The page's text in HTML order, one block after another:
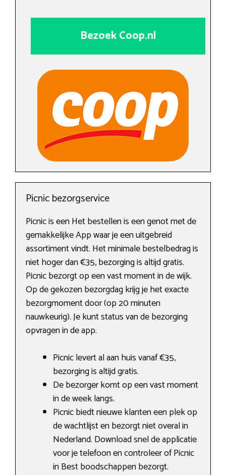
Bezoek Coop.nl
Picnic bezorgservice
Picnic is een Het bestellen is een genot met de
gemakkelijke App waar je een uitgebreid
assortiment vindt. Het minimale bestelbedrag is
niet hoger dan €35, bezorging is altijd gratis.
Picnic bezorgt op een vast moment in de wijk.
Op de gekozen bezorgdag krijg je het exacte
bezorgmoment door (op 20 minuten
nauwkeurig). Je kunt status van de bezorging
opvragen in de app.
Picnic levert al aan huis vanaf €35,
bezorging is altijd gratis.
De bezorger komt op een vast moment
in de week langs.
Picnic biedt nieuwe klanten een plek op
de wachtlijst en bezorgt niet overal in
Nederland. Download snel de applicatie
voor je telefoon en controleer of Picnic
in Best boodschappen bezorgt.